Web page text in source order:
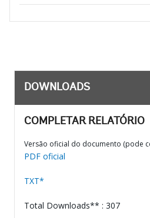
DOWNLOADS
COMPLETAR RELATÓRIO
Versão oficial do documento (pode
PDF oficial
TXT*
Total Downloads** : 307